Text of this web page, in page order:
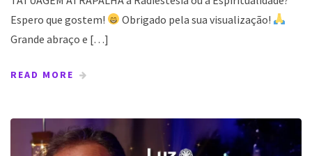
Espero que gostem!
Obrigado pela sua visualização!
Grande abraço e […]
READ MORE